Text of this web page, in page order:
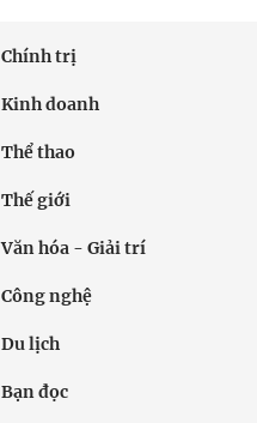
Chính trị
Kinh doanh
Thể thao
Thế giới
Văn hóa - Giải trí
Công nghệ
Du lịch
Bạn đọc